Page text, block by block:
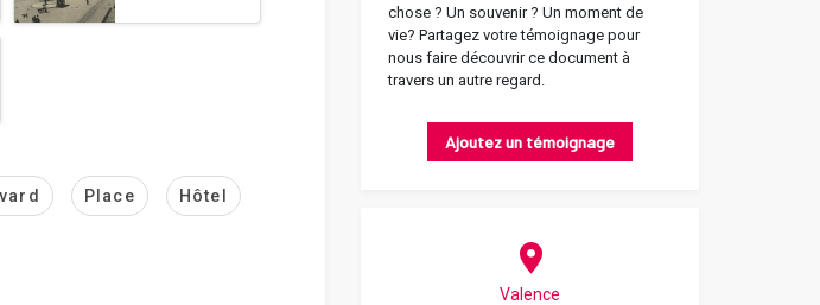
Place Hôtel
chose ? Un souvenir ? Un moment de
vie? Partagez votre témoignage pour
nous faire découvrir ce document à
travers un autre regard.
Ajoutez un témoignage
Valence